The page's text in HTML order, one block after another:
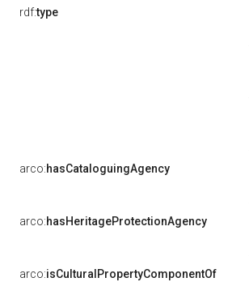
rdf:type
arco:hasCataloguingAgency
arco:hasHeritageProtectionAgency
arco:isCulturalPropertyComponentOf